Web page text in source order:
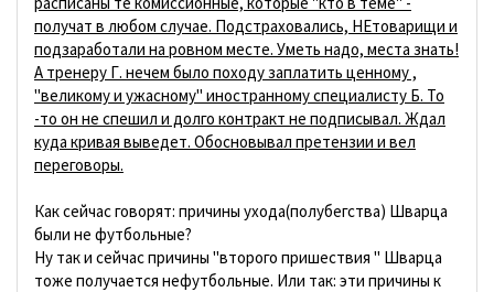
получат в любом случае. Подстраховались, НЕтоварищи и
подзаработали на ровном месте. Уметь надо, места знать!
А тренеру Г. нечем было походу заплатить ценному ,
"великому и ужасному" иностранному специалисту Б. То
-то он не спешил и долго контракт не подписывал. Ждал
куда кривая выведет. Обосновывал претензии и вел
переговоры.
Как сейчас говорят: причины ухода(полубегства) Шварца
были не футбольные?
Ну так и сейчас причины "второго пришествия " Шварца
тоже получается нефутбольные. Или так: эти причины к